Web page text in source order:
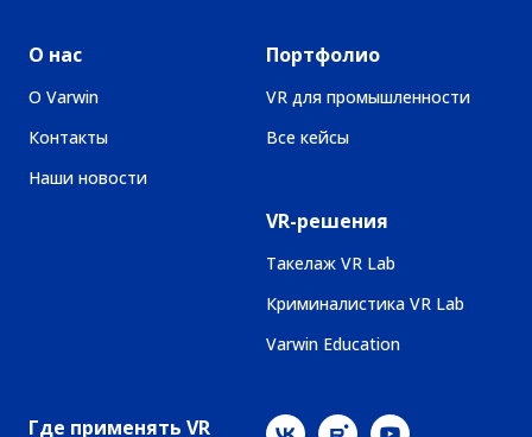
О нас
О Varwin
Контакты
Наши новости
Портфолио
VR для промышленности
Все кейсы
VR-решения
Такелаж VR Lab
Криминалистика VR Lab
Varwin Education
Где применять VR